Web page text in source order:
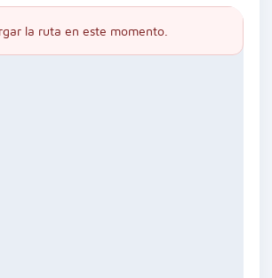
la ruta en este momento.